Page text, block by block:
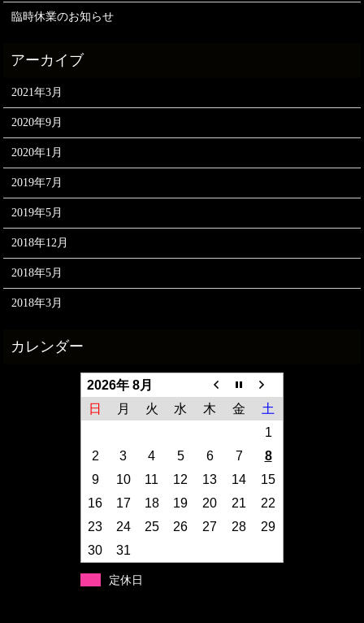
臨時休業のお知らせ
2021年3月
2020年9月
2020年1月
2019年7月
2019年5月
2018年12月
2018年5月
2018年3月
2026年 8月
日
月 火 水 木 金
土
1
2
3 4 5 6 7
8
9
10 11 12 13 14
15
16
17 18 19 20 21
22
23
24 25 26 27 28
29
30
31
定休日